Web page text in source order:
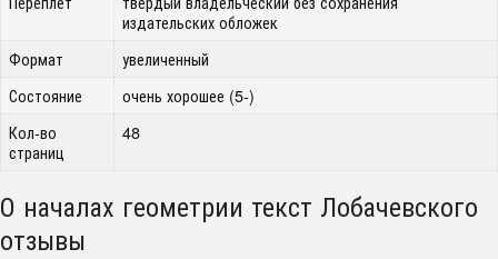
издательских обложек
Формат
увеличенный
Состояние
очень хорошее (5-)
Кол-во
страниц
48
О началах геометрии текст Лобачевского
отзывы